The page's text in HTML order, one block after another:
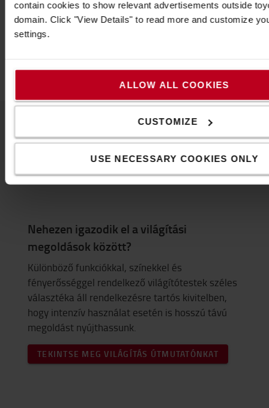
contain cookies to show relevant advertisements outside
domain. Click "View Details" to read more and customize
settings.
ALLOW ALL COOKIES
CUSTOMIZE
USE NECESSARY COOKIES ONLY
Nehezen igazodik el a világítási
megoldások között?
Különböző funkciókkal, színekkel és
fényerősséggel rendelkező világítótestek széles
választéka áll rendelkezésre tartós kivitelben,
hogy intenzív használat esetén is hosszú távú
megoldást nyújthassunk.
TEKINTSE MEG VILÁGÍTÁS ÚTMUTATÓNKAT